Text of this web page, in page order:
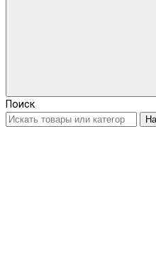
Поиск